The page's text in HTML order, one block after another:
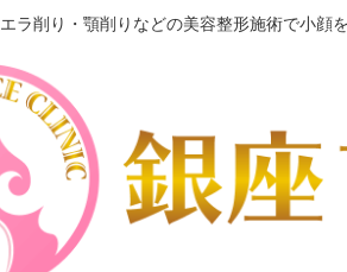
エラ削り・顎削りなどの美容整形施術で小顔